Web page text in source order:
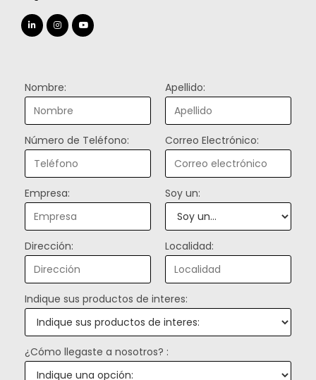
Nombre: Apellido:
Número de Teléfono: Correo Electrónico:
Empresa: Soy un:
Dirección: Localidad:
Indique sus productos de interes:
¿Cómo llegaste a nosotros? :